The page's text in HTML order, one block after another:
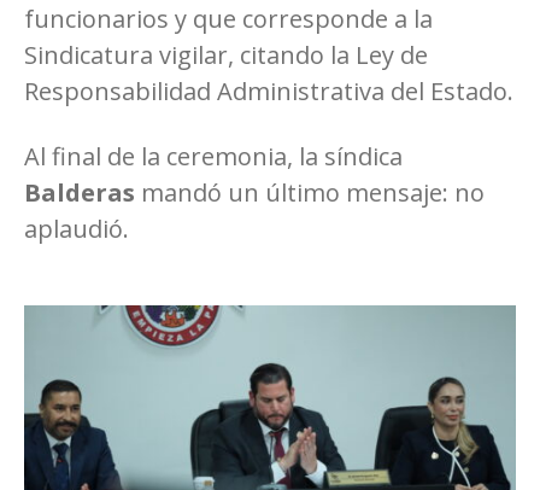
funcionarios y que corresponde a la
Sindicatura vigilar, citando la Ley de
Responsabilidad Administrativa del Estado.
Al final de la ceremonia, la síndica
Balderas mandó un último mensaje: no
aplaudió.